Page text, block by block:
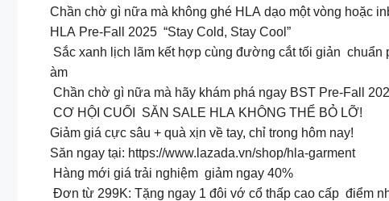
Chần chờ gì nữa mà không ghé HLA dạo một vòng hoặc
HLA Pre-Fall 2025 “Stay Cold, Stay Cool”
Sắc xanh lịch lãm kết hợp cùng đường cắt tối giản chuẩn
àm
Chần chờ gì nữa mà hãy khám phá ngay BST Pre-Fall
CƠ HỘI CUỐI SĂN SALE HLA KHÔNG THỂ BỎ LỠ!
Giảm giá cực sâu + quà xịn về tay, chỉ trong hôm nay!
Săn ngay tại: https://www.lazada.vn/shop/hla-garment
Hàng mới giá trải nghiệm giảm ngay 40%
Đơn từ 299K: Tặng ngay 1 đôi vớ cổ thấp cao cấp điểm